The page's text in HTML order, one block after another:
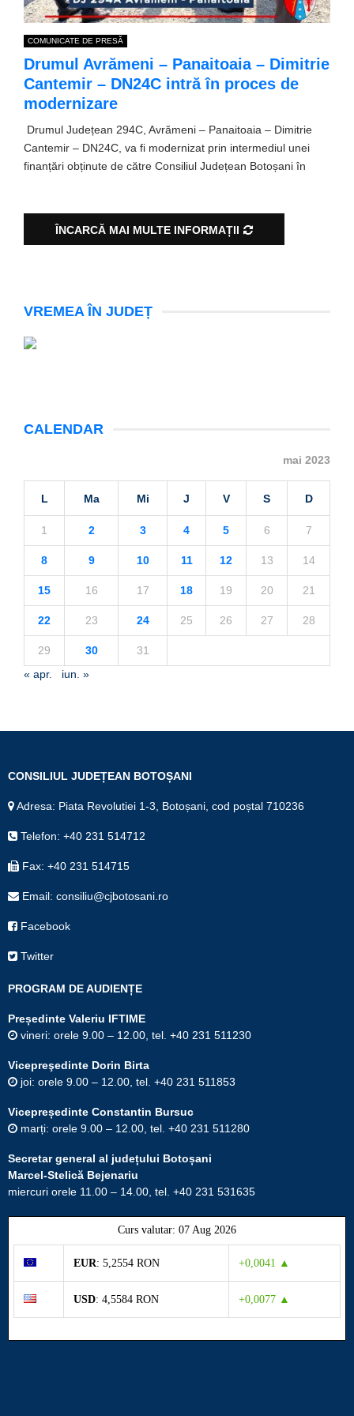
COMUNICATE DE PRESĂ
Drumul Avrămeni – Panaitoaia – Dimitrie
Cantemir – DN24C intră în proces de
modernizare
Drumul Județean 294C, Avrămeni – Panaitoaia – Dimitrie
Cantemir – DN24C, va fi modernizat prin intermediul unei
finanțări obținute de către Consiliul Județean Botoșani în
ÎNCARCĂ MAI MULTE INFORMAȚII
VREMEA ÎN JUDEȚ
CALENDAR
mai 2023
L Ma Mi J V S D
1 2 3 4 5 6 7
8 9 10 11 12 13 14
15 16 17 18 19 20 21
22 23 24 25 26 27 28
29 30
31
« apr.
iun. »
CONSILIUL JUDEȚEAN BOTOȘANI
Adresa: Piata Revolutiei 1-3, Botoșani, cod poștal 710236
Telefon: +40 231 514712
Fax: +40 231 514715
Email: consiliu@cjbotosani.ro
Facebook
Twitter
PROGRAM DE AUDIENȚE
Președinte Valeriu IFTIME
vineri: orele 9.00 – 12.00, tel. +40 231 511230
Vicepreşedinte Dorin Birta
joi: orele 9.00 – 12.00, tel. +40 231 511853
Vicepreședinte Constantin Bursuc
marți: orele 9.00 – 12.00, tel. +40 231 511280
Secretar general al județului Botoșani
Marcel-Stelică Bejenariu
miercuri orele 11.00 – 14.00, tel. +40 231 531635
Curs valutar: 07 Aug 2026
EUR: 5,2554 RON +0,0041 ▲
USD: 4,5584 RON +0,0077 ▲